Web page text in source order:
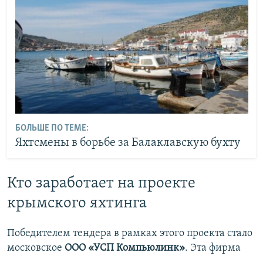
БОЛЬШЕ ПО ТЕМЕ:
Яхтсмены в борьбе за Балаклавскую бухту
Кто заработает на проекте
крымского яхтинга
Победителем тендера в рамках этого проекта стало
московское ООО «УСП Компьюлинк». Эта фирма